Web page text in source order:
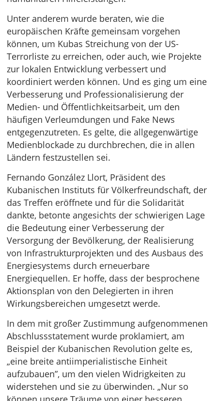
Unter anderem wurde beraten, wie die
europäischen Kräfte gemeinsam vorgehen
können, um Kubas Streichung von der US-
Terrorliste zu erreichen, oder auch, wie Projekte
zur lokalen Entwicklung verbessert und
koordiniert werden können. Und es ging um eine
Verbesserung und Professionalisierung der
Medien- und Öffentlichkeitsarbeit, um den
häufigen Verleumdungen und Fake News
entgegenzutreten. Es gelte, die allgegenwärtige
Medienblockade zu durchbrechen, die in allen
Ländern festzustellen sei.
Fernando González Llort, Präsident des
Kubanischen Instituts für Völkerfreundschaft, der
das Treffen eröffnete und für die Solidarität
dankte, betonte angesichts der schwierigen Lage
die Bedeutung einer Verbesserung der
Versorgung der Bevölkerung, der Realisierung
von Infrastrukturprojekten und des Ausbaus des
Energiesystems durch erneuerbare
Energiequellen. Er hoffe, dass der besprochene
Aktionsplan von den Delegierten in ihren
Wirkungsbereichen umgesetzt werde.
In dem mit großer Zustimmung aufgenommenen
Abschlussstatement wurde proklamiert, am
Beispiel der Kubanischen Revolution gelte es,
„eine breite antiimperialistische Einheit
aufzubauen”, um den vielen Widrigkeiten zu
widerstehen und sie zu überwinden. „Nur so